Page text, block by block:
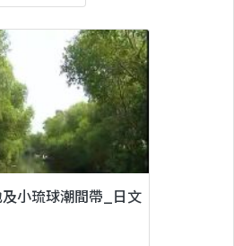
小琉球潮間帶_日文